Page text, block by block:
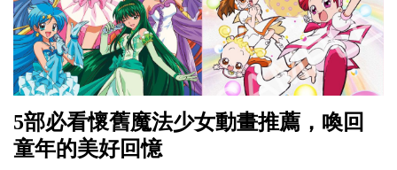
5部必看懷舊魔法少女動畫推薦，喚回
童年的美好回憶